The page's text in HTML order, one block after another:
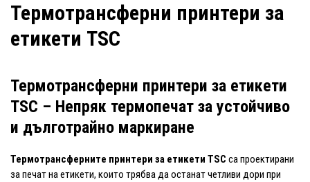
Термотрансферни принтери за
етикети TSC
Термотрансферни принтери за етикети
TSC – Непряк термопечат за устойчиво
и дълготрайно маркиране
Термотрансферните принтери за етикети TSC са проектирани
за печат на етикети, които трябва да останат четливи дори при